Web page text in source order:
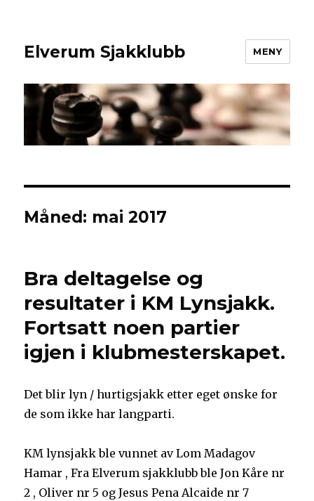
Elverum Sjakklubb MENY
Måned: mai 2017
Bra deltagelse og
resultater i KM Lynsjakk.
Fortsatt noen partier
igjen i klubmesterskapet.
Det blir lyn / hurtigsjakk etter eget ønske for
de som ikke har langparti.
KM lynsjakk ble vunnet av Lom Madagov
Hamar , Fra Elverum sjakklubb ble Jon Kåre nr
2 , Oliver nr 5 og Jesus Pena Alcaide nr 7